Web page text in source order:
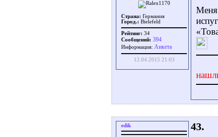
Страна: Германия
Город.: Bielefeld
Рейтинг: 34
Сообщений: 394
Информация: Aнкета
12.04.2015 21:03
Меня
edik
43.